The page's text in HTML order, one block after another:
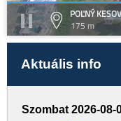
POĽNÝ KESOV
175 m
Aktuális info
Szombat 2026-08-